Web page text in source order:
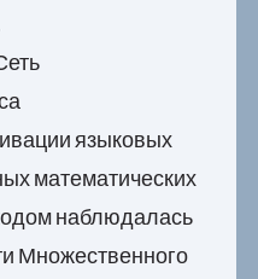
языковых
математических
наблюдалась
Множественного